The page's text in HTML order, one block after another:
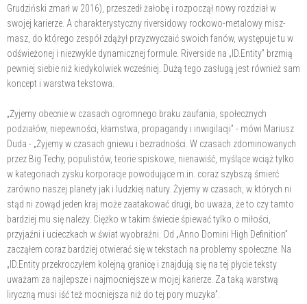
Grudziński zmarł w 2016), przeszedł żałobę i rozpoczął nowy rozdział w
swojej karierze. A charakterystyczny riversidowy rockowo-metalowy misz-
masz, do którego zespół zdążył przyzwyczaić swoich fanów, występuje tu w
odświeżonej i niezwykle dynamicznej formule. Riverside na „ID.Entity” brzmią
pewniej siebie niż kiedykolwiek wcześniej. Dużą tego zasługą jest również sam
koncept i warstwa tekstowa.
„Żyjemy obecnie w czasach ogromnego braku zaufania, społecznych
podziałów, niepewności, kłamstwa, propagandy i inwigilacji” - mówi Mariusz
Duda - „Żyjemy w czasach gniewu i bezradności. W czasach zdominowanych
przez Big Techy, populistów, teorie spiskowe, nienawiść, myślące wciąż tylko
w kategoriach zysku korporacje powodujące m.in. coraz szybszą śmierć
zarówno naszej planety jak i ludzkiej natury. Żyjemy w czasach, w których ni
stąd ni zowąd jeden kraj może zaatakować drugi, bo uważa, że to czy tamto
bardziej mu się należy. Ciężko w takim świecie śpiewać tylko o miłości,
przyjaźni i ucieczkach w świat wyobraźni. Od „Anno Domini High Definition”
zacząłem coraz bardziej otwierać się w tekstach na problemy społeczne. Na
„ID.Entity przekroczyłem kolejną granicę i znajdują się na tej płycie teksty
uważam za najlepsze i najmocniejsze w mojej karierze. Za taką warstwą
liryczną musi iść też mocniejsza niż do tej pory muzyka”.